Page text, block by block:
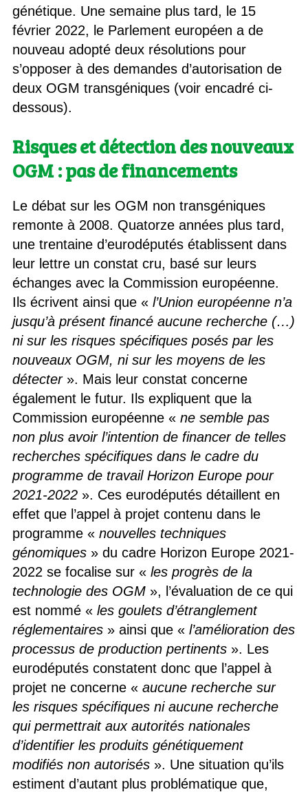
génétique. Une semaine plus tard, le 15
février 2022, le Parlement européen a de
nouveau adopté deux résolutions pour
s’opposer à des demandes d’autorisation de
deux OGM transgéniques (voir encadré ci-
dessous).
Risques et détection des nouveaux
OGM : pas de financements
Le débat sur les OGM non transgéniques
remonte à 2008. Quatorze années plus tard,
une trentaine d’eurodéputés établissent dans
leur lettre un constat cru, basé sur leurs
échanges avec la Commission européenne.
Ils écrivent ainsi que « l’Union européenne n’a
jusqu’à présent financé aucune recherche (…)
ni sur les risques spécifiques posés par les
nouveaux OGM, ni sur les moyens de les
détecter». Mais leur constat concerne
également le futur. Ils expliquent que la
Commission européenne « ne semble pas
non plus avoir l’intention de financer de telles
recherches spécifiques dans le cadre du
programme de travail Horizon Europe pour
2021-2022». Ces eurodéputés détaillent en
effet que l’appel à projet contenu dans le
programme « nouvelles techniques
génomiques» du cadre Horizon Europe 2021-
2022 se focalise sur « les progrès de la
technologie des OGM», l’évaluation de ce qui
est nommé « les goulets d’étranglement
réglementaires» ainsi que « l’amélioration des
processus de production pertinents». Les
eurodéputés constatent donc que l’appel à
projet ne concerne « aucune recherche sur
les risques spécifiques ni aucune recherche
qui permettrait aux autorités nationales
d’identifier les produits génétiquement
modifiés non autorisés». Une situation qu’ils
estiment d’autant plus problématique que,